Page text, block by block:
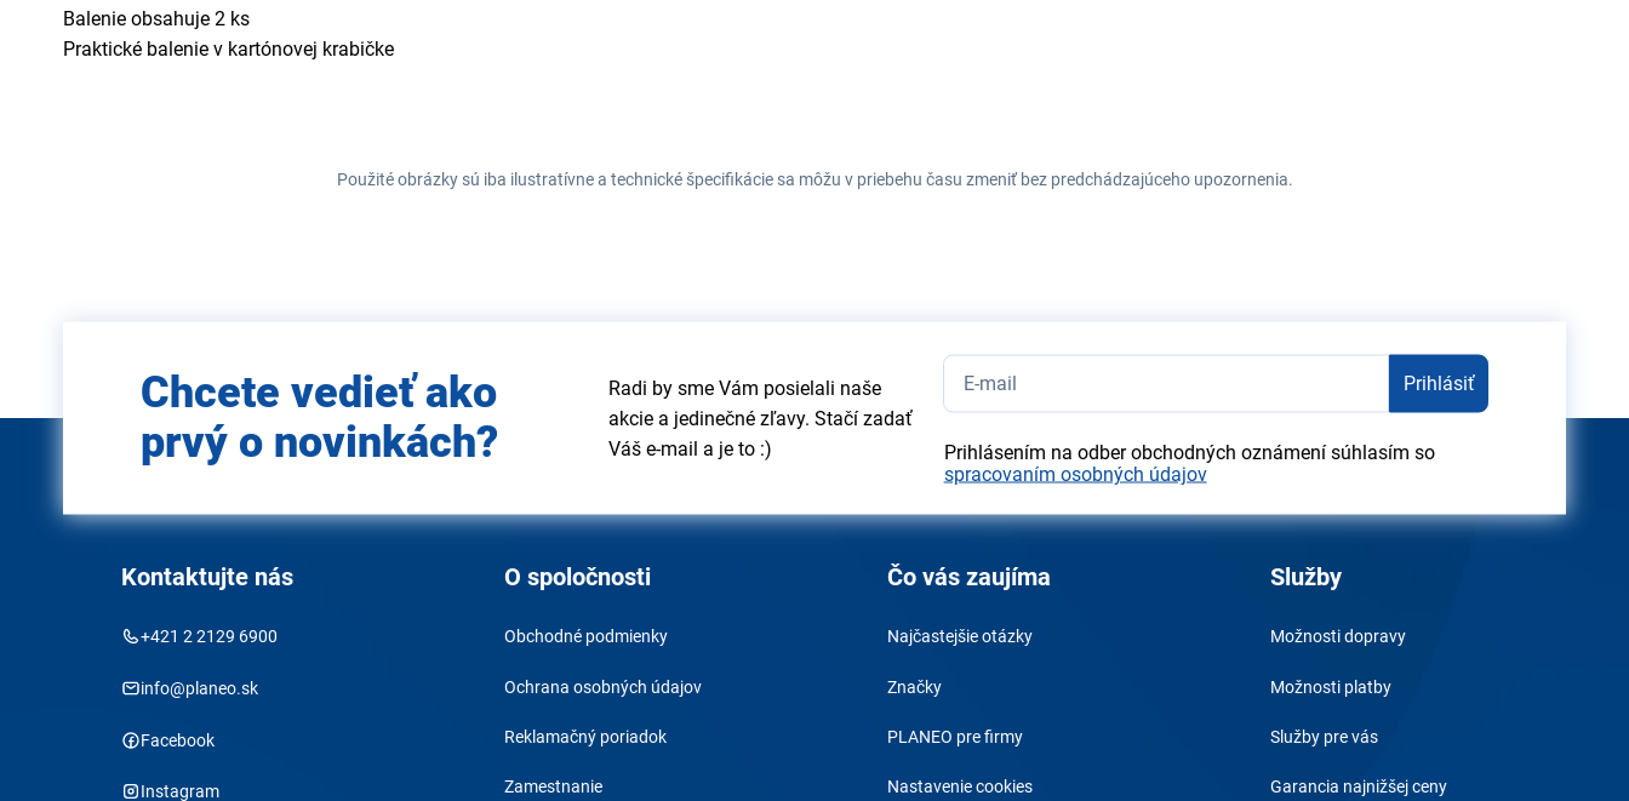
Balenie obsahuje 2 ks
Praktické balenie v kartónovej krabičke
Použité obrázky sú iba ilustratívne a technické špecifikácie sa môžu v priebehu času zmeniť bez predchádzajúceho upozornenia.
e-mail
Chcete vedieť ako
prvý o novinkách?
Radi by sme Vám posielali naše
akcie a jedinečné zľavy. Stačí zadať
Váš e-mail a je to :)
Prihlásiť
Prihlásením na odber obchodných oznámení súhlasím so
spracovaním osobných údajov
Kontaktujte nás
+421 2 2129 6900
info@planeo.sk
Facebook
Instagram
O spoločnosti
Obchodné podmienky
Ochrana osobných údajov
Reklamačný poriadok
Zamestnanie
Čo vás zaujíma
Najčastejšie otázky
Značky
PLANEO pre firmy
Nastavenie cookies
Služby
Možnosti dopravy
Možnosti platby
Služby pre vás
Garancia najnižšej ceny